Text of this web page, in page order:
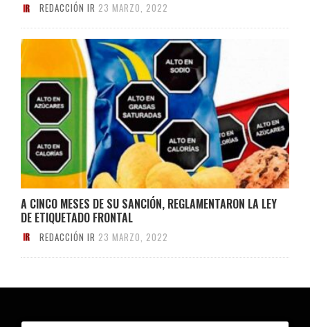
REDACCIÓN IR 23 MARZO, 2022
A CINCO MESES DE SU SANCIÓN, REGLAMENTARON LA LEY
DE ETIQUETADO FRONTAL
REDACCIÓN IR 23 MARZO, 2022